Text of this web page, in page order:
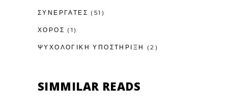
ΣΥΝΕΡΓΑΤΕΣ (51)
ΧΟΡΟΣ (1)
ΨΥΧΟΛΟΓΙΚΉ ΥΠΟΣΤΉΡΙΞΗ (2)
SIMMILAR READS